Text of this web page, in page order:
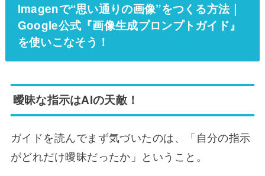
Imagenで“思い通りの画像”をつくる方法｜
Google公式『画像生成プロンプトガイド』
を使いこなそう！
曖昧な指示はAIの天敵！
ガイドを読んでまず気づいたのは、「自分の指示
がどれだけ曖昧だったか」ということ。